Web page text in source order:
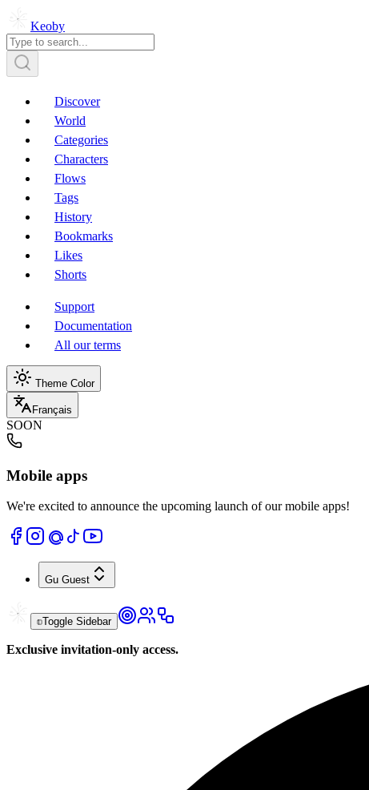
Keoby
Discover
World
Categories
Characters
Flows
Tags
History
Bookmarks
Likes
Shorts
Support
Documentation
All our terms
Theme Color
Français
SOON
Mobile apps
We're excited to announce the upcoming launch of our mobile apps!
Gu Guest
Toggle Sidebar
Exclusive invitation-only access.